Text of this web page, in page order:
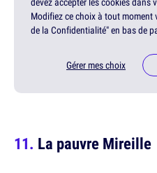
Modifiez ce choix à tout moment
de la Confidentialité" en bas de
Gérer mes choix
La pauvre Mireille